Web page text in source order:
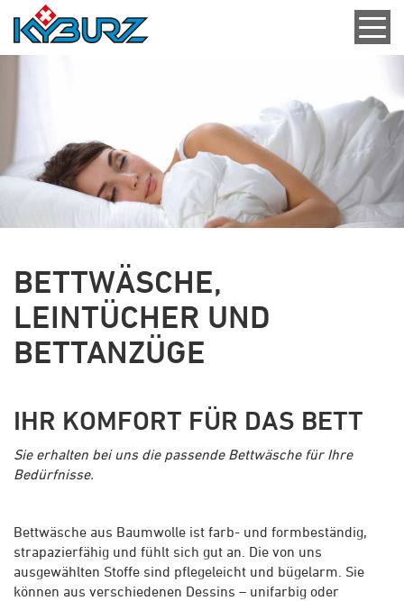
BETTWÄSCHE,
LEINTÜCHER UND
BETTANZÜGE
IHR KOMFORT FÜR DAS BETT
Sie erhalten bei uns die passende Bettwäsche für Ihre
Bedürfnisse.
Bettwäsche aus Baumwolle ist farb- und formbeständig,
strapazierfähig und fühlt sich gut an. Die von uns
ausgewählten Stoffe sind pflegeleicht und bügelarm. Sie
können aus verschiedenen Dessins – unifarbig oder